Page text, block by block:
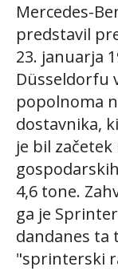
Mercedes-
predstavil
23. januarja
Düsseldorfu
popolnoma
dostavnika,
je bil
4,6 tone.
ga je
dandanes ta
"sprinterski